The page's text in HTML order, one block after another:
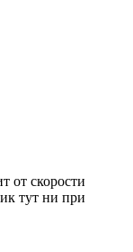
от скорости
тут ни при